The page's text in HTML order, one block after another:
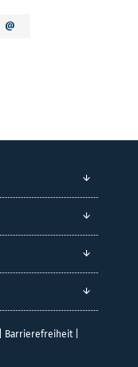
Barrierefreiheit|